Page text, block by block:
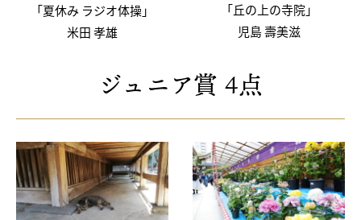
「夏休み ラジオ体操」
米田 孝雄
「丘の上の寺院」
児島 壽美滋
ジュニア賞 4点